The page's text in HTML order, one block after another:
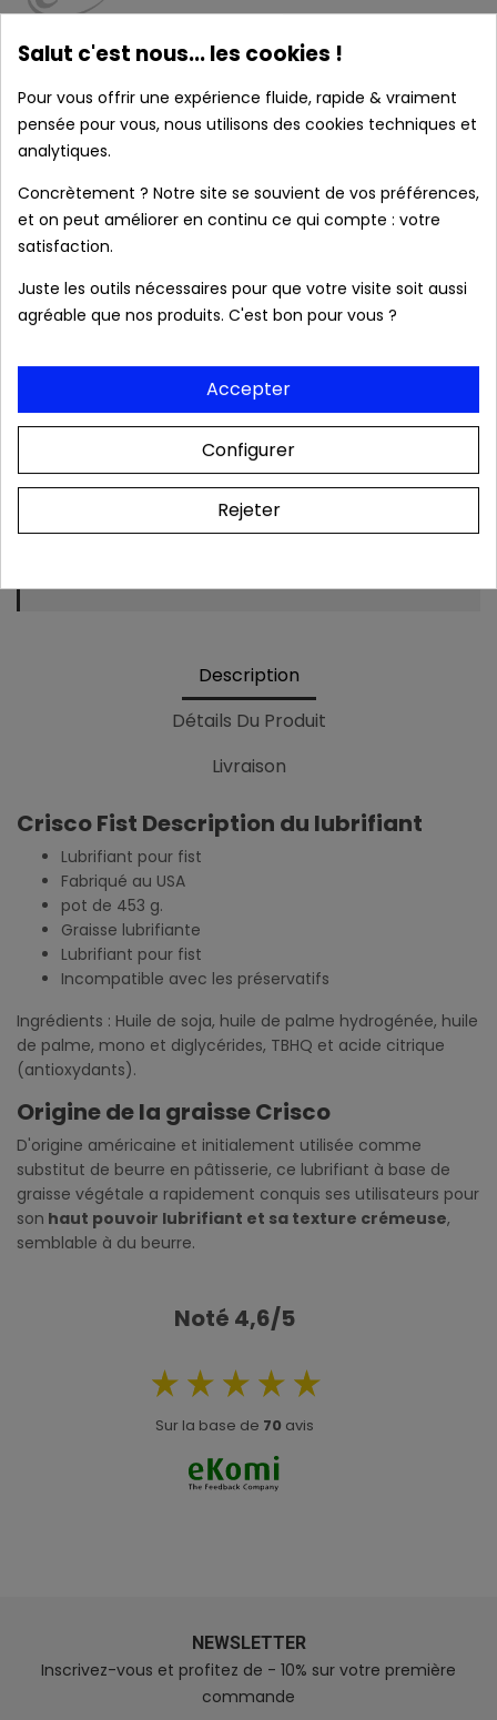
local_shippingLivraison prévue à partir du 08/08/2026 en
Produits authentiques au meilleur prix
Frais de port OFFERTS dès 39 € (France
Colis & relevé bancaire neutres. Aucune mention
Description
Détails Du Produit
Livraison
Crisco Fist Description du lubrifiant
Lubrifiant pour fist
Fabriqué au USA
pot de 453 g.
Graisse lubrifiante
Lubrifiant pour fist
Incompatible avec les préservatifs
Ingrédients : Huile de soja, huile de palme hydrogénée, huile
de palme, mono et diglycérides, TBHQ et acide citrique
(antioxydants).
Origine de la graisse Crisco
D'origine américaine et initialement utilisée comme
substitut de beurre en pâtisserie, ce lubrifiant à base de
graisse végétale a rapidement conquis ses utilisateurs pour
son haut pouvoir lubrifiant et sa texture crémeuse,
semblable à du beurre.
Noté 4,6/5
Sur la base de 70 avis
NEWSLETTER
Inscrivez-vous et profitez de - 10% sur votre première
commande
Salut c'est nous... les cookies !
Pour vous offrir une expérience fluide, rapide & vraiment
pensée pour vous, nous utilisons des cookies techniques et
analytiques.
Concrètement ? Notre site se souvient de vos préférences,
et on peut améliorer en continu ce qui compte : votre
satisfaction.
Juste les outils nécessaires pour que votre visite soit aussi
agréable que nos produits. C'est bon pour vous ?
Accepter
Configurer
Rejeter